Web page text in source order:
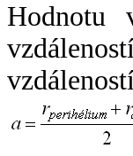
Hodnotu